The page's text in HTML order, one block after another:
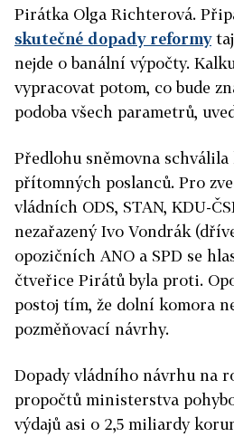
Pirátka Olga Richterová.
skutečné dopady reformy
nejde o banální výpočty.
vypracovat potom, co bude
podoba všech parametrů,
Předlohu sněmovna schválila
přítomných poslanců. Pro
vládních ODS, STAN, KDU-
nezařazený Ivo Vondrák
opozičních ANO a SPD se
čtveřice Pirátů byla proti.
postoj tím, že dolní komora
pozměňovací návrhy.
Dopady vládního návrhu na
propočtů ministerstva
výdajů asi o 2,5 miliardy